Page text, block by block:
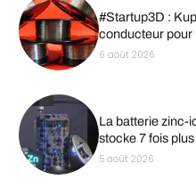
#Startup3D :
conducteur pour
6 août 2026
La batterie zinc-
stocke 7 fois plus
5 août 2026